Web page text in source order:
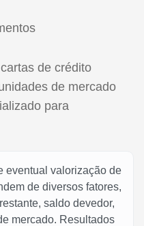
de crédito
de mercado
para
eventual valorização de
de diversos fatores,
saldo devedor,
mercado. Resultados